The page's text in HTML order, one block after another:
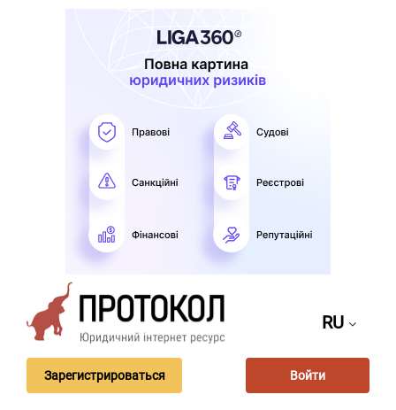
RU
Зарегистрироваться Войти